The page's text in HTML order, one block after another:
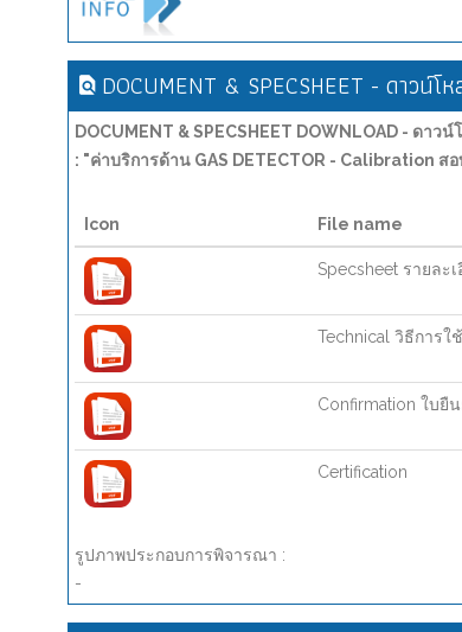
DOCUMENT & SPECSHEET - ดาวน์โ
DOCUMENT & SPECSHEET DOWNLOAD - ดาวน์
: "ค่าบริการด้าน GAS DETECTOR - Calibration สอ
Icon File name
Specsheet รายละ
Technical วิธีการใ
Confirmation ใบยื
Certification
รูปภาพประกอบการพิจารณา :
-